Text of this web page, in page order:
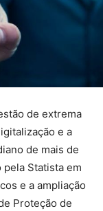
de extrema
e a
de mais de
Statista em
e a ampliação
Proteção de